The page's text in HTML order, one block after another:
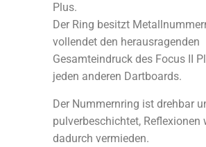
Plus.
Der Ring besitzt
vollendet den herausragenden
Gesamteindruck des Focus II
jeden anderen Dartboards.
Der Nummernring ist drehbar
pulverbeschichtet, Reflexionen
dadurch vermieden.